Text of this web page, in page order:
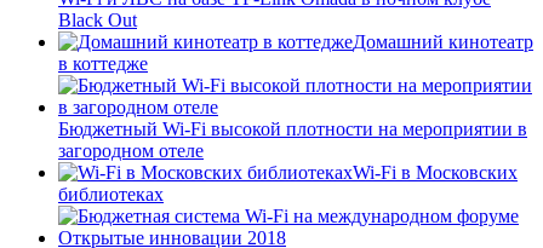
Black Out
Домашний кинотеатр
в коттедже
Бюджетный Wi-Fi высокой плотности на мероприятии в
загородном отеле
Wi-Fi в Московских
библиотеках